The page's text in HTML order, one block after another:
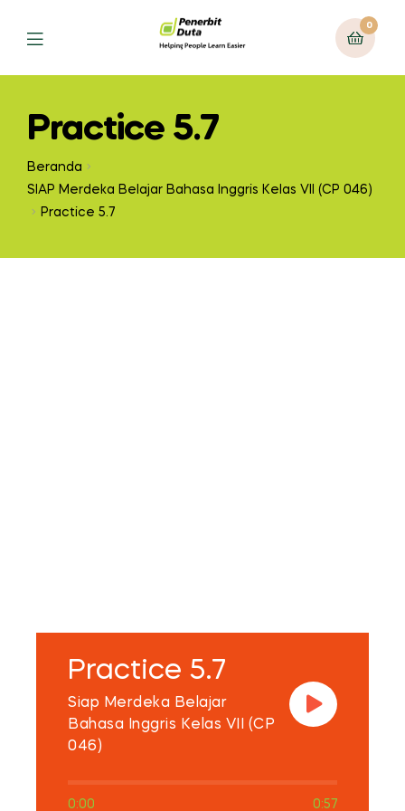
0
Practice 5.7
Beranda
SIAP Merdeka Belajar Bahasa Inggris Kelas VII (CP 046)
Practice 5.7
Practice 5.7
Siap Merdeka Belajar
Bahasa Inggris Kelas VII (CP
046)
0:00 0:57